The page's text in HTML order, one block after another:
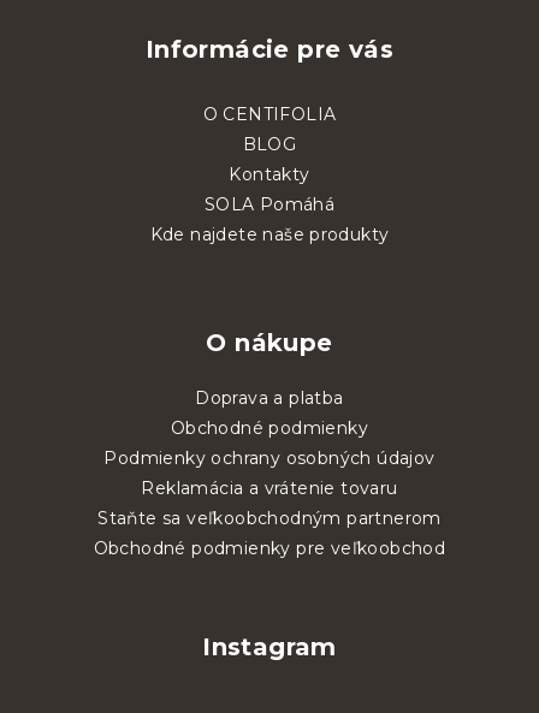
Informácie pre vás
O CENTIFOLIA
BLOG
Kontakty
SOLA Pomáhá
Kde najdete naše produkty
O nákupe
Doprava a platba
Obchodné podmienky
Podmienky ochrany osobných údajov
Reklamácia a vrátenie tovaru
Staňte sa veľkoobchodným partnerom
Obchodné podmienky pre veľkoobchod
Instagram